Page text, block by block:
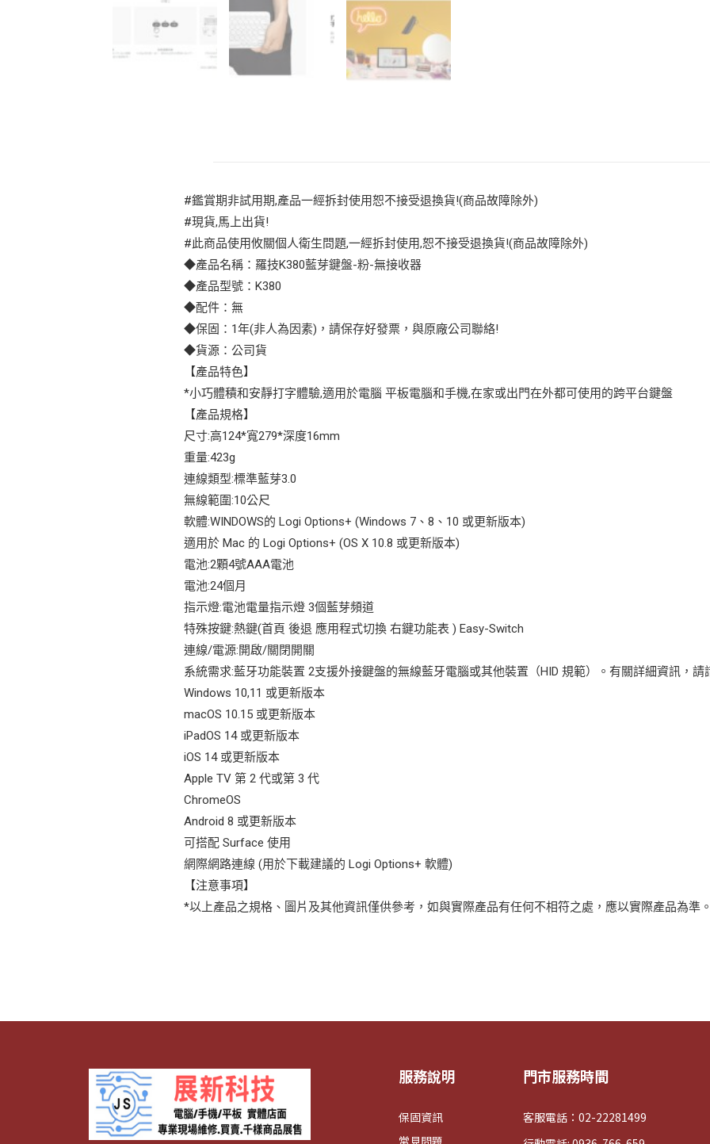
#鑑賞期非試用期,產品一經拆封使用恕不接受退換貨!(商品故障除外)
#現貨,馬上出貨!
#此商品使用攸關個人衛生問題,一經拆封使用,恕不接受退換貨!(商品故障除外)
◆產品名稱：羅技K380藍芽鍵盤-粉-無接收器
◆產品型號：K380
◆配件：無
◆保固：1年(非人為因素)，請保存好發票，與原廠公司聯絡!
◆貨源：公司貨
【產品特色】
*小巧體積和安靜打字體驗,適用於電腦 平板電腦和手機,在家或出門在外都可使用的跨平台鍵盤
【產品規格】
尺寸:高124*寬279*深度16mm
重量:423g
連線類型:標準藍芽3.0
無線範圍:10公尺
軟體:WINDOWS的 Logi Options+ (Windows 7、8、10 或更新版本)
適用於 Mac 的 Logi Options+ (OS X 10.8 或更新版本)
電池:2顆4號AAA電池
電池:24個月
指示燈:電池電量指示燈 3個藍芽頻道
特殊按鍵:熱鍵(首頁 後退 應用程式切換 右鍵功能表 ) Easy-Switch
連線/電源:開啟/關閉開關
系統需求:藍牙功能裝置 2支援外接鍵盤的無線藍牙電腦或其他裝置（HID 規範）。有關詳細資訊，請
Windows 10,11 或更新版本
macOS 10.15 或更新版本
iPadOS 14 或更新版本
iOS 14 或更新版本
Apple TV 第 2 代或第 3 代
ChromeOS
Android 8 或更新版本
可搭配 Surface 使用
網際網路連線 (用於下載建議的 Logi Options+ 軟體)
【注意事項】
*以上產品之規格、圖片及其他資訊僅供參考，如與實際產品有任何不相符之處，應以實際產品為準。
服務說明
保固資訊
門市服務時間
客服電話：02-22281499